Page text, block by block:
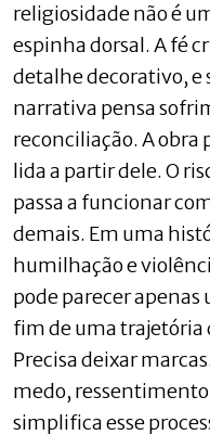
religiosidade não é
espinha dorsal. A fé
detalhe decorativo, e
narrativa pensa
reconciliação. A obra
lida a partir dele. O
passa a funcionar
demais. Em uma
humilhação e
pode parecer apenas
fim de uma trajetória
Precisa deixar
medo,
simplifica esse